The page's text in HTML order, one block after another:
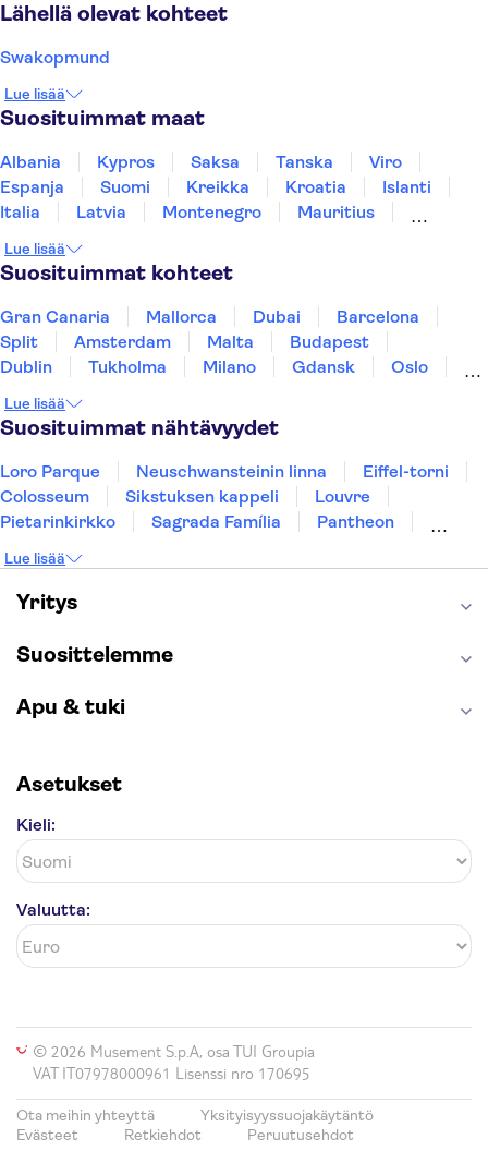
Lähellä olevat kohteet
Swakopmund
Lue lisää
Suosituimmat maat
Albania Kypros Saksa Tanska
Viro
Espanja
Suomi Kreikka Kroatia
Islanti
Italia
Latvia Montenegro
Mauritius
Thaimaa
Turkki
Lue lisää
Suosituimmat kohteet
Gran Canaria Mallorca Dubai
Barcelona
Split
Amsterdam Malta
Budapest
Dublin
Tukholma Milano Gdansk
Oslo
Tallinna
Ljubljana Riika
Lue lisää
Suosituimmat nähtävyydet
Loro Parque Neuschwansteinin linna
Eiffel-torni
Colosseum
Sikstuksen kappeli
Louvre
Pietarinkirkko
Sagrada Família
Pantheon
Keukenhof
London Eye
Montmartre
Wieliczkan suolakaivos
Lue lisää
Yritys
Suosittelemme
Apu & tuki
Asetukset
Kieli:
Valuutta:
© 2026 Musement S.p.A, osa TUI Groupia
VAT IT07978000961 Lisenssi nro 170695
Ota meihin yhteyttä
Yksityisyyssuojakäytäntö
Evästeet
Retkiehdot Peruutusehdot